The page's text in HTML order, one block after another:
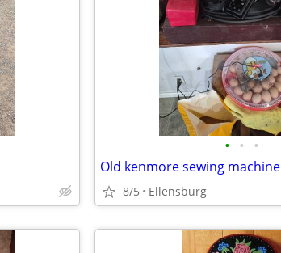
• • •
Old kenmore sewing machine
8/5 Ellensburg